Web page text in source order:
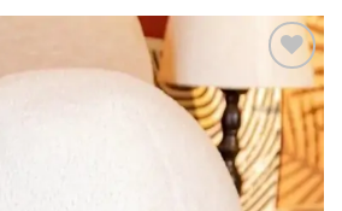
Ajouter
à la
liste
d’envies